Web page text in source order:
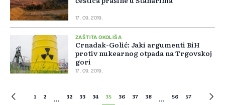
17. 09. 2019.
ZAŠTITA OKOLIŠA
Crnadak-Golić: Jaki argumenti BiH
protiv nukearnog otpada na Trgovskoj
gori
17. 09. 2019.
1 2 ... 32 33 34 35 36 37 38 ... 56 57